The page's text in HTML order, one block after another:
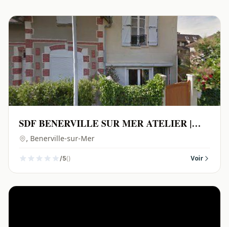
SDF BENERVILLE SUR MER ATELIER |
Benerville-sur-Mer -
, Benerville-sur-Mer
/5() Voir